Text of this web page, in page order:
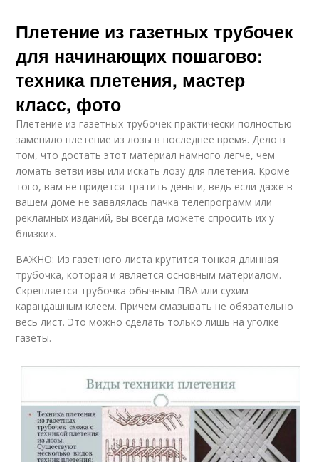
Плетение из газетных трубочек
для начинающих пошагово:
техника плетения, мастер
класс, фото
Плетение из газетных трубочек практически полностью
заменило плетение из лозы в последнее время. Дело в
том, что достать этот материал намного легче, чем
ломать ветви ивы или искать лозу для плетения. Кроме
того, вам не придется тратить деньги, ведь если даже в
вашем доме не завалялась пачка телепрограмм или
рекламных изданий, вы всегда можете спросить их у
близких.
ВАЖНО: Из газетного листа крутится тонкая длинная
трубочка, которая и является основным материалом.
Скрепляется трубочка обычным ПВА или сухим
карандашным клеем. Причем смазывать не обязательно
весь лист. Это можно сделать только лишь на уголке
газеты.